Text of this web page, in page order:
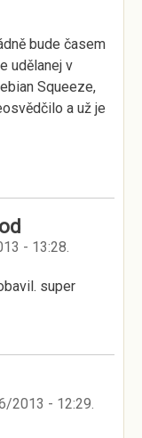
bude časem
udělanej v
Squeeze,
a už je
- 13:28.
super
2013 - 12:29.